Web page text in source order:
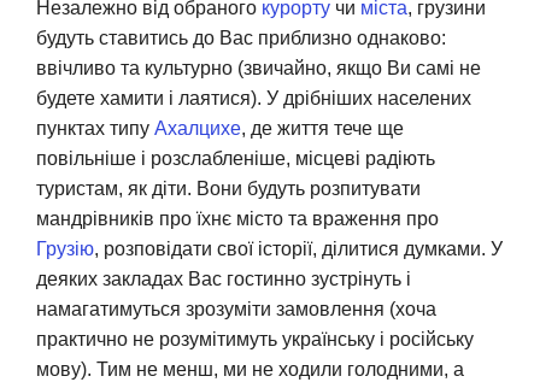
Незалежно від обраного курорту чи міста, грузини
будуть ставитись до Вас приблизно однаково:
ввічливо та культурно (звичайно, якщо Ви самі не
будете хамити і лаятися). У дрібніших населених
пунктах типу Ахалцихе, де життя тече ще
повільніше і розслабленіше, місцеві радіють
туристам, як діти. Вони будуть розпитувати
мандрівників про їхнє місто та враження про
Грузію, розповідати свої історії, ділитися думками. У
деяких закладах Вас гостинно зустрінуть і
намагатимуться зрозуміти замовлення (хоча
практично не розумітимуть українську і російську
мову). Тим не менш, ми не ходили голодними, а